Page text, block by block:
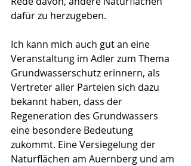
dafür zu herzugeben.
Ich kann mich auch gut an eine
Veranstaltung im Adler zum Thema
Grundwasserschutz erinnern, als
Vertreter aller Parteien sich dazu
bekannt haben, dass der
Regeneration des Grundwassers
eine besondere Bedeutung
zukommt. Eine Versiegelung der
Naturflächen am Auernberg und am